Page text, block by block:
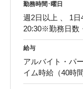
勤務時間･曜日
週2日以上 、 1
20:30※勤務日数
給与
アルバイト・パ
イム時給（40時